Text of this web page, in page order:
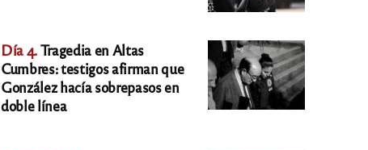
Día 4.Tragedia en Altas
Cumbres: testigos afirman que
González hacía sobrepasos en
doble línea